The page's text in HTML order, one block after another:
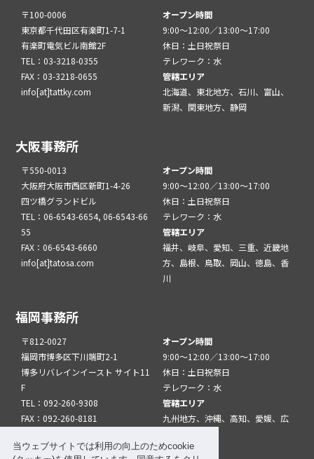
当ウェブサイトでは利用の向上のためcookie
〒100-0006
東京都千代田区有楽町1-7-1
有楽町電気ビル南館2F
TEL：03-3218-0355
FAX：03-3218-0655
info[at]tattky.com
オープン時間
9:00～12:00／13:00～17:00
休日：土日祝祭日
テレワーク：水
管轄エリア
北海道、東北地方、石川、富山、
新潟、関東地方、静岡
大阪事務所
〒550-0013
大阪府大阪市西区新町1-4-26
四ツ橋グランドビル
TEL：06-6543-6654, 06-6543-66
55
FAX：06-6543-6660
info[at]tatosa.com
オープン時間
9:00～12:00／13:00～17:00
休日：土日祝祭日
テレワーク：水
管轄エリア
福井、岐阜、愛知、三重、近畿地
方、島根、鳥取、岡山、徳島、香
川
福岡事務所
〒812-0027
福岡市博多区下川端町2-1
博多リバレインイースト サイト11
F
TEL：092-260-9308
FAX：092-260-8181
オープン時間
9:00～12:00／13:00～17:00
休日：土日祝祭日
テレワーク：水
管轄エリア
九州地方、沖縄、高知、愛媛、広